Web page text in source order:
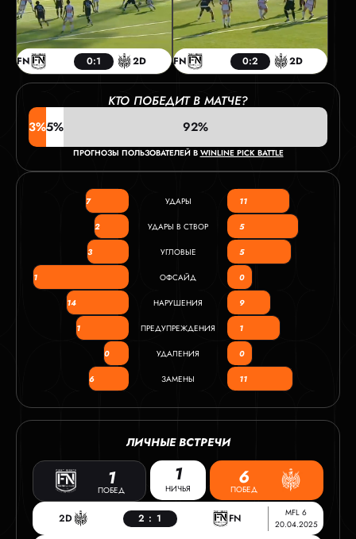
FN 0:1 2D FN 0:2 2D
КТО ПОБЕДИТ В МАТЧЕ?
3%5% 92%
ПРОГНОЗЫ ПОЛЬЗОВАТЕЛЕЙ В WINLINE PICK BATTLE
7 УДАРЫ 11
2 УДАРЫ В СТВОР 5
3 УГЛОВЫЕ 5
1 ОФСАЙД 0
14 НАРУШЕНИЯ 9
1 ПРЕДУПРЕЖДЕНИЯ 1
0 УДАЛЕНИЯ 0
6 ЗАМЕНЫ 11
ЛИЧНЫЕ ВСТРЕЧИ
1
ПОБЕД
1
НИЧЬЯ 6
ПОБЕД
MFL 6
20.04.2025
2D 2 : 1 FN